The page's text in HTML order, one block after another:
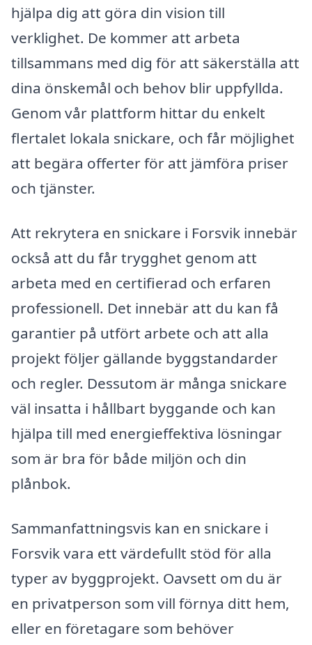
hjälpa dig att göra din vision till
verklighet. De kommer att arbeta
tillsammans med dig för att säkerställa att
dina önskemål och behov blir uppfyllda.
Genom vår plattform hittar du enkelt
flertalet lokala snickare, och får möjlighet
att begära offerter för att jämföra priser
och tjänster.
Att rekrytera en snickare i Forsvik innebär
också att du får trygghet genom att
arbeta med en certifierad och erfaren
professionell. Det innebär att du kan få
garantier på utfört arbete och att alla
projekt följer gällande byggstandarder
och regler. Dessutom är många snickare
väl insatta i hållbart byggande och kan
hjälpa till med energieffektiva lösningar
som är bra för både miljön och din
plånbok.
Sammanfattningsvis kan en snickare i
Forsvik vara ett värdefullt stöd för alla
typer av byggprojekt. Oavsett om du är
en privatperson som vill förnya ditt hem,
eller en företagare som behöver